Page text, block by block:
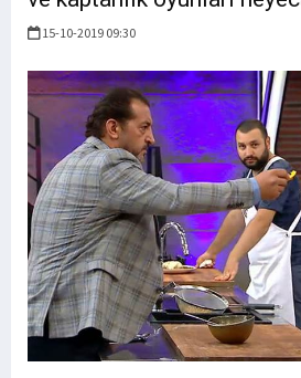
15-10-2019 09:30